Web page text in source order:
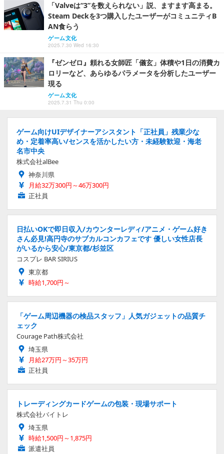
「Valveは“3”を数えられない」説、ますます高まる。
Steam Deckを3つ購入したユーザーがコミュニティB
AN食らう
ゲーム文化
2025.7.30 Wed 16:30
『ゼンゼロ』頼れる女師匠「儀玄」体積や1日の消費カ
ロリーなど、あらゆるパラメータを分析したユーザー
現る
ゲーム文化
2025.7.31 Thu 0:00
ゲーム向けUIデザイナーアシスタント「正社員」残業少な
め・定着率高い/センスを活かしたい方・未経験歓迎・海老
名市中央
株式会社alBee
神奈川県
月給32万300円～46万300円
正社員
日払いOKで即日収入/カウンターレディ/アニメ・ゲーム好き
さん必見!高円寺のサブカルコンカフェです 優しい女性店長
がいるから安心/東京都/杉並区
コスプレ BAR SIRIUS
東京都
時給1,700円～
「ゲーム周辺機器の検品スタッフ」人気ガジェットの品質チ
ェック
Courage Path株式会社
埼玉県
月給27万円～35万円
正社員
トレーディングカードゲームの包装・現場サポート
株式会社バイトレ
埼玉県
時給1,500円～1,875円
派遣社員